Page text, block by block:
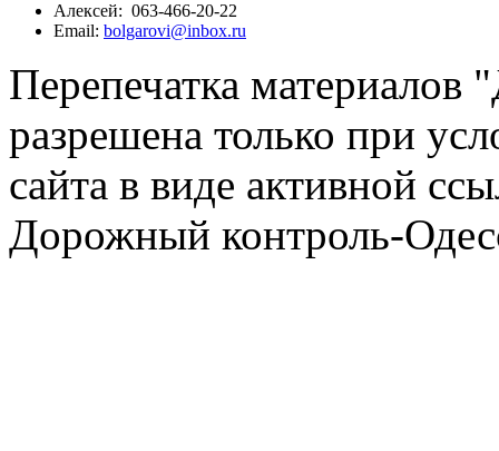
Алексей: 063-466-20-22
Email: bolgarovi@inbox.ru
Перепечатка материалов
разрешена только при
сайта в виде активной
Дорожный контроль-